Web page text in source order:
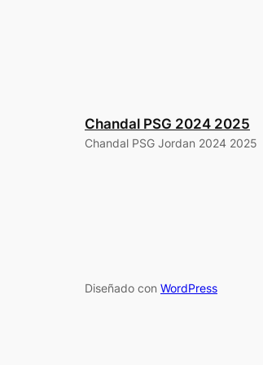
Chandal PSG 2024 2025
Chandal PSG Jordan 2024 2025
Diseñado con WordPress